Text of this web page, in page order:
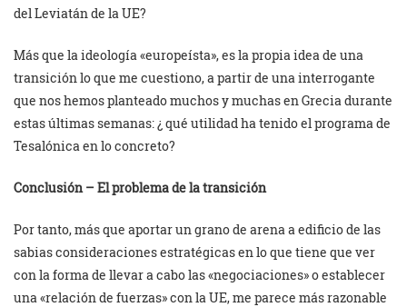
del Leviatán de la UE?
Más que la ideología «europeísta», es la propia idea de una
transición lo que me cuestiono, a partir de una interrogante
que nos hemos planteado muchos y muchas en Grecia durante
estas últimas semanas: ¿ qué utilidad ha tenido el programa de
Tesalónica en lo concreto?
Conclusión – El problema de la transición
Por tanto, más que aportar un grano de arena a edificio de las
sabias consideraciones estratégicas en lo que tiene que ver
con la forma de llevar a cabo las «negociaciones» o establecer
una «relación de fuerzas» con la UE, me parece más razonable